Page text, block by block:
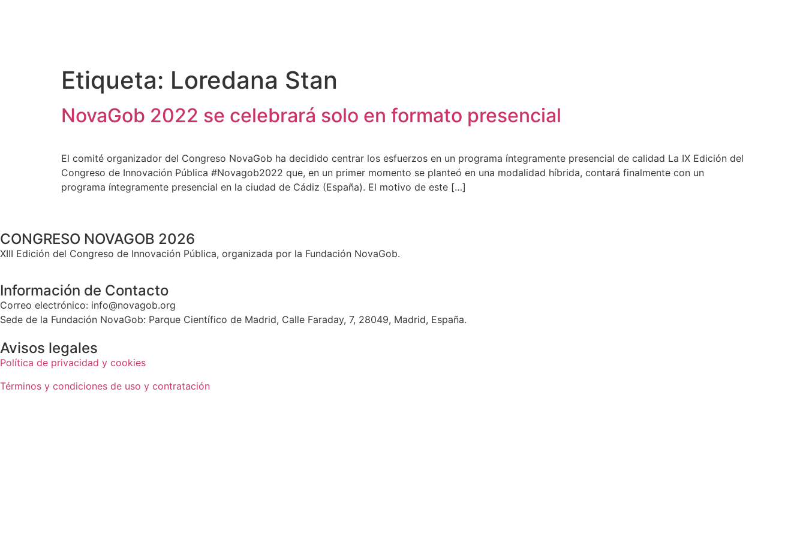
Etiqueta: Loredana Stan
NovaGob 2022 se celebrará solo en formato presencial
El comité organizador del Congreso NovaGob ha decidido centrar los esfuerzos en un programa íntegramente presencial de calidad La IX Edición del
Congreso de Innovación Pública #Novagob2022 que, en un primer momento se planteó en una modalidad híbrida, contará finalmente con un
programa íntegramente presencial en la ciudad de Cádiz (España). El motivo de este […]
CONGRESO NOVAGOB 2026
XIII Edición del Congreso de Innovación Pública, organizada por la Fundación NovaGob.
Información de Contacto
Correo electrónico: info@novagob.org
Sede de la Fundación NovaGob: Parque Científico de Madrid, Calle Faraday, 7, 28049, Madrid, España.
Avisos legales
Política de privacidad y cookies
Términos y condiciones de uso y contratación